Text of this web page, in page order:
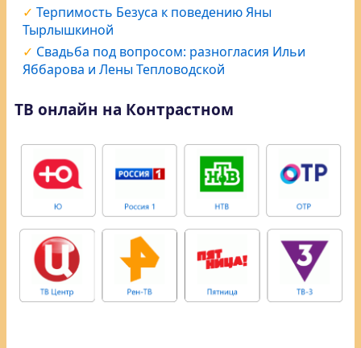
Терпимость Безуса к поведению Яны
Тырлышкиной
Свадьба под вопросом: разногласия Ильи
Яббарова и Лены Тепловодской
ТВ онлайн на Контрастном